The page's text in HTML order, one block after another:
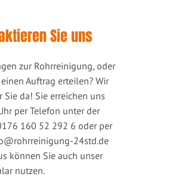
Sie uns
zur Rohrreinigung, oder
Auftrag erteilen? Wir
Sie da! Sie erreichen uns
per Telefon unter der
160 52 292 6 oder per
24std.de
können Sie auch unser
nutzen.